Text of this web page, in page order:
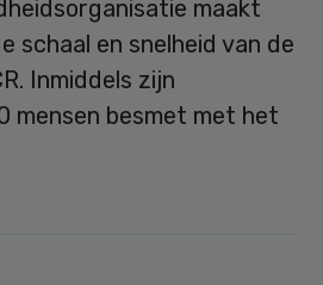
maakt
schaal en snelheid van de
Inmiddels zijn
mensen besmet met het